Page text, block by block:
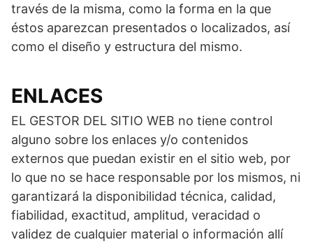
través de la misma, como la forma en la que
éstos aparezcan presentados o localizados, así
como el diseño y estructura del mismo.
ENLACES
EL GESTOR DEL SITIO WEB no tiene control
alguno sobre los enlaces y/o contenidos
externos que puedan existir en el sitio web, por
lo que no se hace responsable por los mismos, ni
garantizará la disponibilidad técnica, calidad,
fiabilidad, exactitud, amplitud, veracidad o
validez de cualquier material o información allí